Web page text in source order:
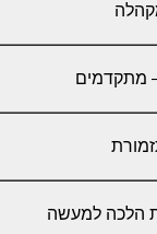
מתקדמים
הלכה למעשה